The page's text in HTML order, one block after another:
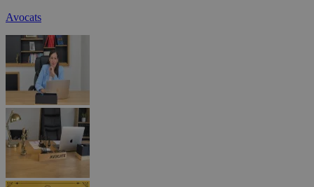
Avocats